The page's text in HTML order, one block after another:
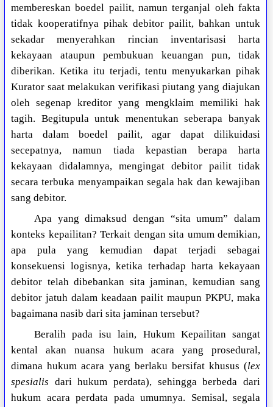
membereskan boedel pailit, namun terganjal oleh fakta
tidak kooperatifnya pihak debitor pailit, bahkan untuk
sekadar menyerahkan rincian inventarisasi harta
kekayaan ataupun pembukuan keuangan pun, tidak
diberikan. Ketika itu terjadi, tentu menyukarkan pihak
Kurator saat melakukan verifikasi piutang yang diajukan
oleh segenap kreditor yang mengklaim memiliki hak
tagih. Begitupula untuk menentukan seberapa banyak
harta dalam boedel pailit, agar dapat dilikuidasi
secepatnya, namun tiada kepastian berapa harta
kekayaan didalamnya, mengingat debitor pailit tidak
secara terbuka menyampaikan segala hak dan kewajiban
sang debitor.
Apa yang dimaksud dengan “sita umum” dalam
konteks kepailitan? Terkait dengan sita umum demikian,
apa pula yang kemudian dapat terjadi sebagai
konsekuensi logisnya, ketika terhadap harta kekayaan
debitor telah dibebankan sita jaminan, kemudian sang
debitor jatuh dalam keadaan pailit maupun PKPU, maka
bagaimana nasib dari sita jaminan tersebut?
Beralih pada isu lain, Hukum Kepailitan sangat
kental akan nuansa hukum acara yang prosedural,
dimana hukum acara yang berlaku bersifat khusus (lex
spesialis dari hukum perdata), sehingga berbeda dari
hukum acara perdata pada umumnya. Semisal, segala